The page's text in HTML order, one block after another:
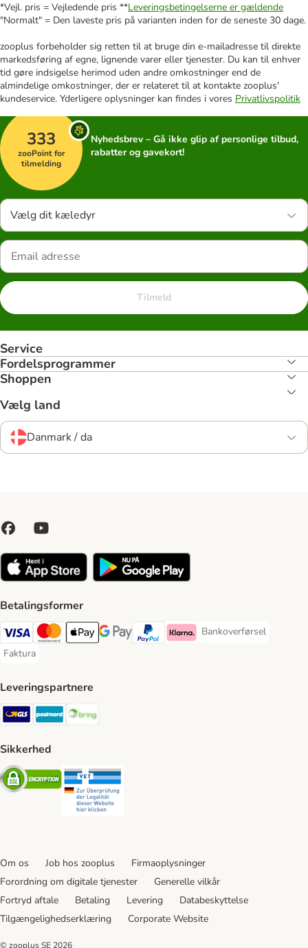
*Vejl. pris = Vejledende pris **Leveringsbetingelserne er gældende
"Normalt" = Den laveste pris på varianten inden for de seneste 30 dage.
zooplus forbeholder sig retten til at bruge din e-mailadresse til direkte
markedsføring af egne, lignende varer eller tjenester. Du kan til enhver
tid gøre indsigelse herimod uden andre omkostninger end de
almindelige omkostninger, der er relateret til at kontakte zooplus'
kundeservice. Yderligere oplysninger kan findes i vores Privatlivspolitik
333
zooPoint for
tilmelding
Nyhedsbrev – Gå ikke glip af personlige tilbud,
rabatter og gavekort!
Vælg dit kæledyr
Tilmeld
Service
Fordelsprogrammer
Shoppen
Vælg land
Danmark / da
Betalingsformer
VISA Payment Method
Mastercard Payment Method
Apply pay Payment Method
Google Pay Payment Method
paypal Payment Method
Klarna Payment Method
Bankoverførsel
Bankoverførsel
Faktura
Faktura Payment Method
Leveringspartnere
GLS Shipping Method
Postnord Shipping Method
Sikkerhed
Security
Om os Job hos zooplus
Firmaoplysninger
Forordning om digitale tjenester
Generelle vilkår
Fortryd aftale
Betaling Levering
Databeskyttelse
Tilgængelighedserklæring
Corporate Website
© zooplus SE 2026